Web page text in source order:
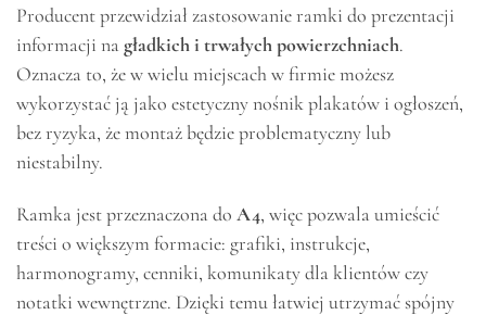
Producent przewidział zastosowanie ramki do prezentacji
informacji nagładkich i trwałych powierzchniach.
Oznacza to, że w wielu miejscach w firmie możesz
wykorzystać ją jako estetyczny nośnik plakatów i ogłoszeń,
bez ryzyka, że montaż będzie problematyczny lub
niestabilny.
Ramka jest przeznaczona do A4, więc pozwala umieścić
treści o większym formacie: grafiki, instrukcje,
harmonogramy, cenniki, komunikaty dla klientów czy
notatki wewnętrzne. Dzięki temu łatwiej utrzymać spójny